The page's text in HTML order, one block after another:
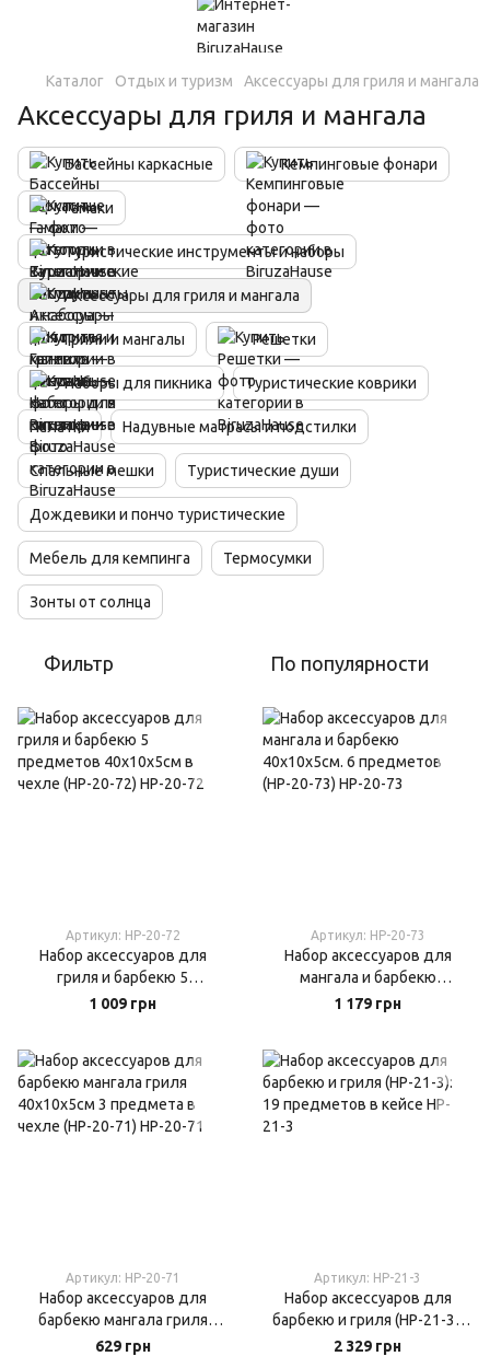
Каталог Отдых и туризм Аксессуары для гриля и мангала
Аксессуары для гриля и мангала
Бассейны каркасные Кемпинговые фонари
Гамаки
Туристические инструменты и наборы
Аксессуары для гриля и мангала
Грили и мангалы Решетки
Наборы для пикника Туристические коврики
Палатки Надувные матрасы и подстилки
Спальные мешки Туристические души
Дождевики и пончо туристические
Мебель для кемпинга Термосумки
Зонты от солнца
Фильтр По популярности
Артикул: HP-20-72
Набор аксессуаров для
гриля и барбекю 5
предметов 40х10х5см в
1 009 грн
Артикул: HP-20-73
Набор аксессуаров для
мангала и барбекю
40х10х5см. 6 предметов
1 179 грн
Артикул: HP-20-71
Набор аксессуаров для
барбекю мангала гриля
40х10х5см 3 предмета в
629 грн
Артикул: HP-21-3
Набор аксессуаров для
барбекю и гриля (HP-21-3):
19 предметов в кейсе
2 329 грн